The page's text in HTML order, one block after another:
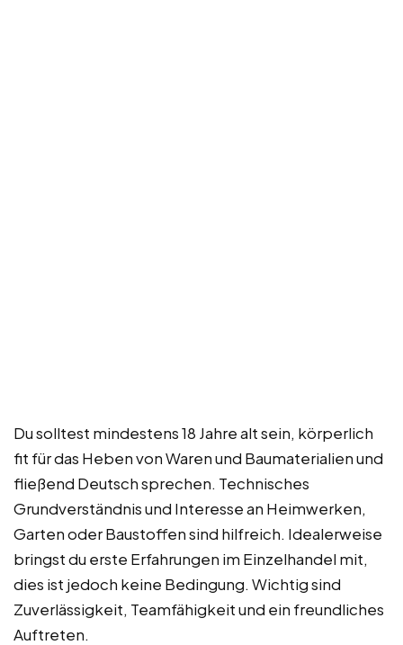
Du solltest mindestens 18 Jahre alt sein, körperlich
fit für das Heben von Waren und Baumaterialien und
fließend Deutsch sprechen. Technisches
Grundverständnis und Interesse an Heimwerken,
Garten oder Baustoffen sind hilfreich. Idealerweise
bringst du erste Erfahrungen im Einzelhandel mit,
dies ist jedoch keine Bedingung. Wichtig sind
Zuverlässigkeit, Teamfähigkeit und ein freundliches
Auftreten.